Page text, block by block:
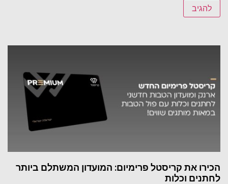
הכירו את קריסטל פרימיום: המועדון המשתלם ביותר
לחתנים וכלות